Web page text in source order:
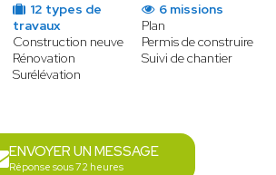
12 types de
travaux
Construction neuve
Rénovation
Surélévation
6 missions
Plan
Permis de construire
Suivi de chantier
ENVOYER UN MESSAGE
Réponse sous 72 heures